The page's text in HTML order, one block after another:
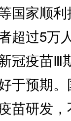
国家顺
超过5万
冠疫苗Ⅲ
于预期
苗研发